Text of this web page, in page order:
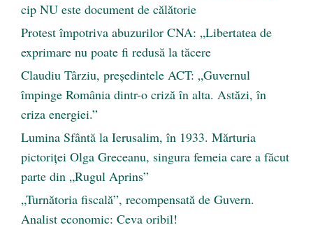
cip NU este document de călătorie
Protest împotriva abuzurilor CNA: „Libertatea de
exprimare nu poate fi redusă la tăcere
Claudiu Târziu, președintele ACT: „Guvernul
împinge România dintr-o criză în alta. Astăzi, în
criza energiei.”
Lumina Sfântă la Ierusalim, în 1933. Mărturia
pictoriței Olga Greceanu, singura femeia care a făcut
parte din „Rugul Aprins”
„Turnătoria fiscală”, recompensată de Guvern.
Analist economic: Ceva oribil!